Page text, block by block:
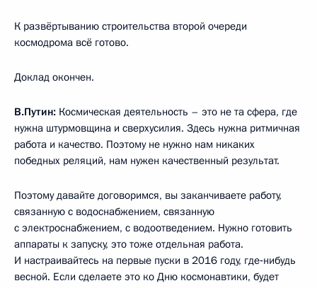
К развёртыванию строительства второй очереди
космодрома всё готово.
Доклад окончен.
В.Путин: Космическая деятельность – это не та сфера, где
нужна штурмовщина и сверхусилия. Здесь нужна ритмичная
работа и качество. Поэтому не нужно нам никаких
победных реляций, нам нужен качественный результат.
Поэтому давайте договоримся, вы заканчиваете работу,
связанную с водоснабжением, связанную
с электроснабжением, с водоотведением. Нужно готовить
аппараты к запуску, это тоже отдельная работа.
И настраивайтесь на первые пуски в 2016 году, где‑нибудь
весной. Если сделаете это ко Дню космонавтики, будет